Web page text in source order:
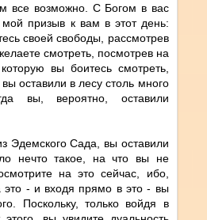
все возможно. С Богом в вас
призыв к вам в этот день:
своей свободы, рассмотрев
смотреть, посмотрев на
вы боитесь смотреть,
оставили в лесу столь много
вы, вероятно, оставили
Эдемского Сада, вы оставили
нечто такое, на что вы не
на это сейчас, ибо,
это - и входя прямо в это - вы
Поскольку, только войдя в